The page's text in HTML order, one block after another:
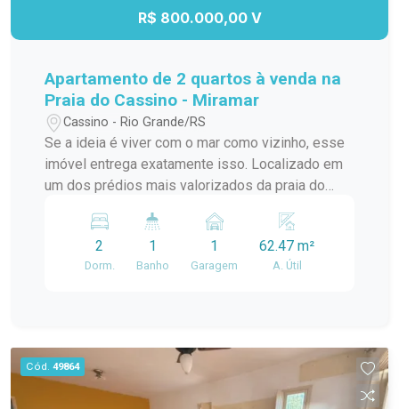
R$ 800.000,00 V
Apartamento de 2 quartos à venda na
Praia do Cassino - Miramar
Cassino - Rio Grande/RS
Se a ideia é viver com o mar como vizinho, esse
imóvel entrega exatamente isso. Localizado em
um dos prédios mais valorizados da praia do
praticidade e uma localização privilegiada. Com
70m² bem distribuídos, o imóvel conta com 2
dormitórios, 1 banheiro, sala aconchegante com
integrada à rotina do dia a dia. O apartamento
dispõe ainda de 1 vaga de garagem, garantindo
comodidade em todas as estações. Ideal tanto
2
Dorm.
1
Banho
1
Garagem
62.47 m²
A. Útil
Cód. 49864